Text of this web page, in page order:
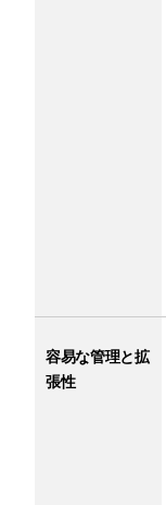
容易な管理と拡
張性